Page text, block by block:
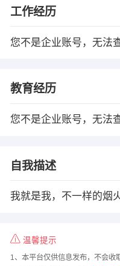
工作经历
您不是企业账号，无法
教育经历
您不是企业账号，无法
自我描述
我就是我，不一样的烟
温馨提示
1、本平台仅供信息发布，不会收